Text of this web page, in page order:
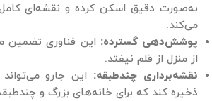
به‌صورت دقیق اسکن کرده و نقشه‌ای
می‌کند.
پوشش‌دهی گسترده: این فناوری
از منزل از قلم نیفتد.
نقشه‌برداری چندطبقه: این جارو
ذخیره کند که برای خانه‌های بزرگ و